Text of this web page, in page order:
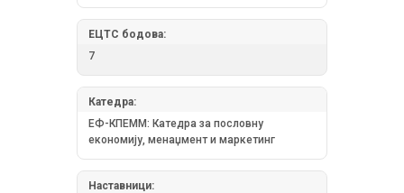
ЕЦТС бодова:
7
Катедра:
ЕФ-КПЕММ: Катедра за пословну
економију, менаџмент и маркетинг
Наставници: